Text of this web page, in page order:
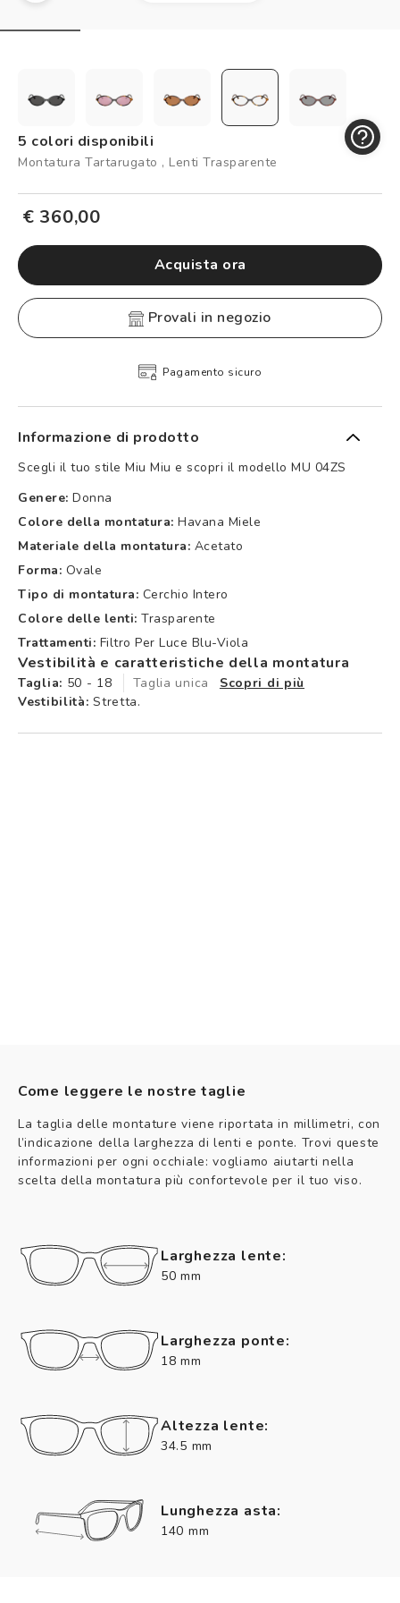
Controllo visivo
Logout
5 colori disponibili
Montatura Tartarugato , Lenti Trasparente
€ 360,00
Acquista ora
provali in negozio
Pagamento sicuro
Informazione di prodotto
Scegli il tuo stile Miu Miu e scopri il modello MU 04ZS
Genere: Donna
Colore della montatura: Havana Miele
Materiale della montatura: Acetato
Forma: Ovale
Tipo di montatura: Cerchio Intero
Colore delle lenti: Trasparente
Trattamenti: Filtro Per Luce Blu-Viola
Vestibilità e caratteristiche della montatura
Taglia: 50 - 18 Taglia unica
Scopri di più
Vestibilità: Stretta.
Come leggere le nostre taglie
La taglia delle montature viene riportata in millimetri, con
l’indicazione della larghezza di lenti e ponte. Trovi queste
informazioni per ogni occhiale: vogliamo aiutarti nella
scelta della montatura più confortevole per il tuo viso.
Larghezza lente:
50 mm
Larghezza ponte:
18 mm
Altezza lente:
34.5 mm
Lunghezza asta:
140 mm